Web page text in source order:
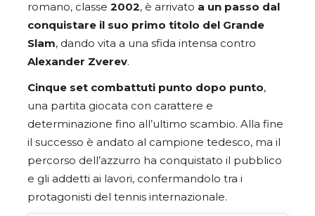
romano, classe 2002, è arrivato a un passo dal
conquistare il suo primo titolo del Grande
Slam, dando vita a una sfida intensa contro
Alexander Zverev.
Cinque set combattuti punto dopo punto,
una partita giocata con carattere e
determinazione fino all’ultimo scambio. Alla fine
il successo è andato al campione tedesco, ma il
percorso dell’azzurro ha conquistato il pubblico
e gli addetti ai lavori, confermandolo tra i
protagonisti del tennis internazionale.